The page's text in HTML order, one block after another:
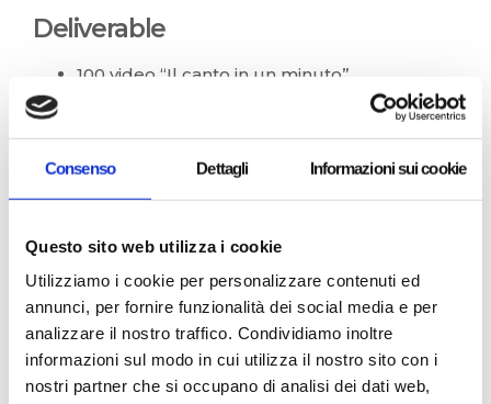
Consenso Dettagli Informazioni sui cookie
Questo sito web utilizza i cookie
Utilizziamo i cookie per personalizzare contenuti ed
annunci, per fornire funzionalità dei social media e per
analizzare il nostro traffico. Condividiamo inoltre
informazioni sul modo in cui utilizza il nostro sito con i
nostri partner che si occupano di analisi dei dati web,
Deliverable
100 video “Il canto in un minuto”
per Dante, Virgilio e
Iconografia modulareper elementi narrativi
della Commedia.
Template adattabilia futuri progetti didattici.